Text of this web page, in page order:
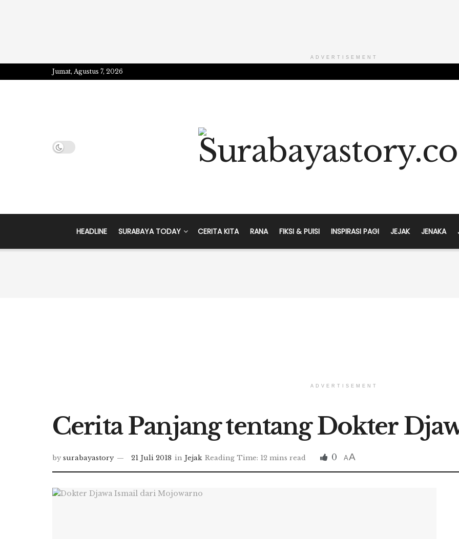
ADVERTISEMENT
Jumat, Agustus 7, 2026
HEADLINE SURABAYA TODAY CERITA KITA RANA FIKSI & PUISI INSPIRASI PAGI JEJAK JENAKA
ADVERTISEMENT
Cerita Panjang tentang Dokter
by surabayastory 21 Juli 2018 in Jejak Reading Time: 12 mins read 0 AA